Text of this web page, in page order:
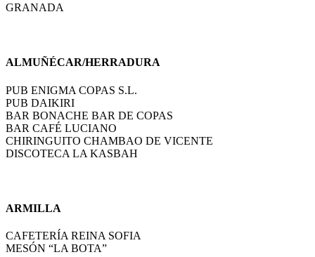
GRANADA
ALMUÑÉCAR/HERRADURA
PUB ENIGMA COPAS S.L.
PUB DAIKIRI
BAR BONACHE BAR DE COPAS
BAR CAFÉ LUCIANO
CHIRINGUITO CHAMBAO DE VICENTE
DISCOTECA LA KASBAH
ARMILLA
CAFETERÍA REINA SOFIA
MESÓN “LA BOTA”